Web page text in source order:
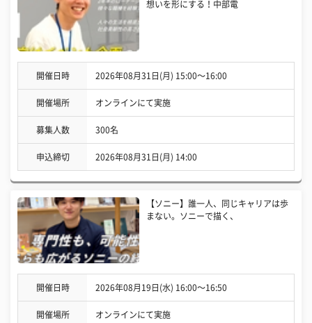
想いを形にする！中部電
開催日時 2026年08月31日(月) 15:00〜16:00
開催場所 オンラインにて実施
募集人数 300名
申込締切 2026年08月31日(月) 14:00
【ソニー】誰一人、同じキャリアは歩
まない。ソニーで描く、
開催日時 2026年08月19日(水) 16:00〜16:50
開催場所 オンラインにて実施